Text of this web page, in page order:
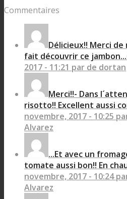
Commentaires
Délicieux!! Merci de
fait découvrir ce jambon...
2017 - 11:21 par de dortan
Merci!!- Dans
risotto!! Excellent aussi
novembre, 2017 - 10:25
Alvarez
...Et avec un
tomate aussi bon!! En
novembre, 2017 - 10:24
Alvarez